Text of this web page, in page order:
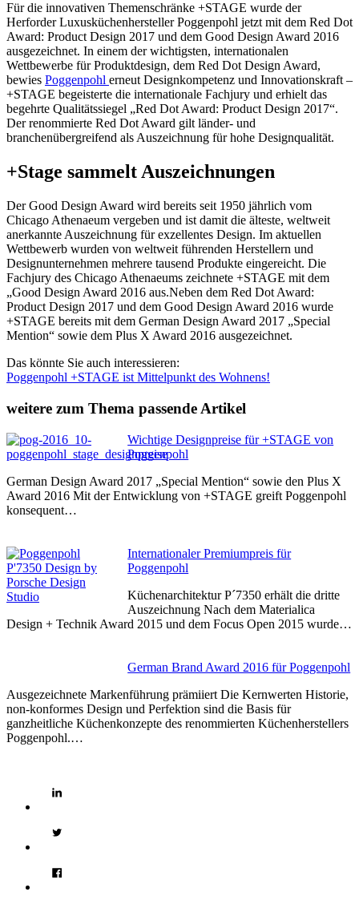
Für die innovativen Themenschränke +STAGE wurde der
Herforder Luxusküchenhersteller Poggenpohl jetzt mit dem Red Dot
Award: Product Design 2017 und dem Good Design Award 2016
ausgezeichnet. In einem der wichtigsten, internationalen
Wettbewerbe für Produktdesign, dem Red Dot Design Award,
bewies Poggenpohl erneut Designkompetenz und Innovationskraft –
+STAGE begeisterte die internationale Fachjury und erhielt das
begehrte Qualitätssiegel „Red Dot Award: Product Design 2017“.
Der renommierte Red Dot Award gilt länder- und
branchenübergreifend als Auszeichnung für hohe Designqualität.
+Stage sammelt Auszeichnungen
Der Good Design Award wird bereits seit 1950 jährlich vom
Chicago Athenaeum vergeben und ist damit die älteste, weltweit
anerkannte Auszeichnung für exzellentes Design. Im aktuellen
Wettbewerb wurden von weltweit führenden Herstellern und
Designunternehmen mehrere tausend Produkte eingereicht. Die
Fachjury des Chicago Athenaeums zeichnete +STAGE mit dem
„Good Design Award 2016 aus.Neben dem Red Dot Award:
Product Design 2017 und dem Good Design Award 2016 wurde
+STAGE bereits mit dem German Design Award 2017 „Special
Mention“ sowie dem Plus X Award 2016 ausgezeichnet.
Das könnte Sie auch interessieren:
Poggenpohl +STAGE ist Mittelpunkt des Wohnens!
weitere zum Thema passende Artikel
Wichtige Designpreise für +STAGE von
Poggenpohl
German Design Award 2017 „Special Mention“ sowie den Plus X
Award 2016 Mit der Entwicklung von +STAGE greift Poggenpohl
konsequent…
Internationaler Premiumpreis für
Poggenpohl
Küchenarchitektur P´7350 erhält die dritte
Auszeichnung Nach dem Materialica
Design + Technik Award 2015 und dem Focus Open 2015 wurde…
German Brand Award 2016 für Poggenpohl
Ausgezeichnete Markenführung prämiiert Die Kernwerten Historie,
non-konformes Design und Perfektion sind die Basis für
ganzheitliche Küchenkonzepte des renommierten Küchenherstellers
Poggenpohl.…